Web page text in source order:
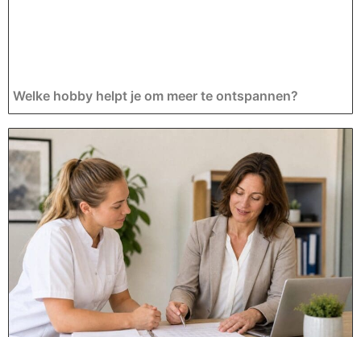
Welke hobby helpt je om meer te ontspannen?